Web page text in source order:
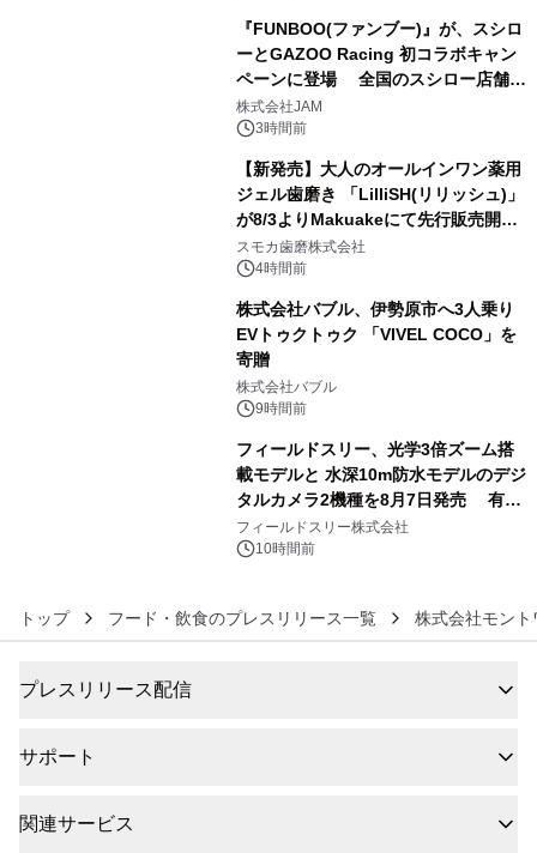
『FUNBOO(ファンブー)』が、スシロ
ーとGAZOO Racing 初コラボキャン
ペーンに登場 全国のスシロー店舗で
GR 4車種の FUNBOO(ミニカー)付き
メニューが展開されます
株式会社JAM
3時間前
【新発売】大人のオールインワン薬用
ジェル歯磨き 「LilliSH(リリッシュ)」
が8/3よりMakuakeにて先行販売開
始！
スモカ歯磨株式会社
4時間前
株式会社バブル、伊勢原市へ3人乗り
EVトゥクトゥク 「VIVEL COCO」を
寄贈
株式会社バブル
9時間前
フィールドスリー、光学3倍ズーム搭
載モデルと 水深10m防水モデルのデジ
タルカメラ2機種を8月7日発売 有効
約1300万画素、用途別に選べるコンデ
ジ新登場
フィールドスリー株式会社
10時間前
トップ フード・飲食のプレスリリース一覧 株式会社モント
プレスリリース配信
サポート
関連サービス